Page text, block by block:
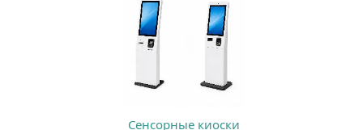
Сенсорные киоски